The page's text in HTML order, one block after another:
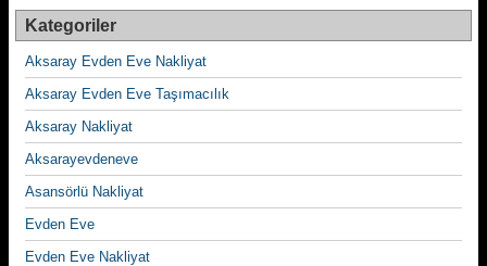
Kategoriler
Aksaray Evden Eve Nakliyat
Aksaray Evden Eve Taşımacılık
Aksaray Nakliyat
Aksarayevdeneve
Asansörlü Nakliyat
Evden Eve
Evden Eve Nakliyat